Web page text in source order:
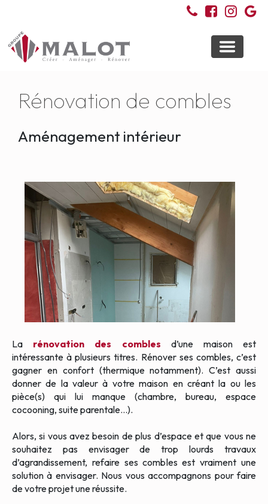
Toggle
Rénovation de combles
Aménagement intérieur
La rénovation des combles d’une maison est
intéressante à plusieurs titres. Rénover ses combles, c’est
gagner en confort (thermique notamment). C’est aussi
donner de la valeur à votre maison en créant la ou les
pièce(s) qui lui manque (chambre, bureau, espace
cocooning, suite parentale…).
Alors, si vous avez besoin de plus d’espace et que vous ne
souhaitez pas envisager de trop lourds travaux
d’agrandissement, refaire ses combles est vraiment une
solution à envisager. Nous vous accompagnons pour faire
de votre projet une réussite.